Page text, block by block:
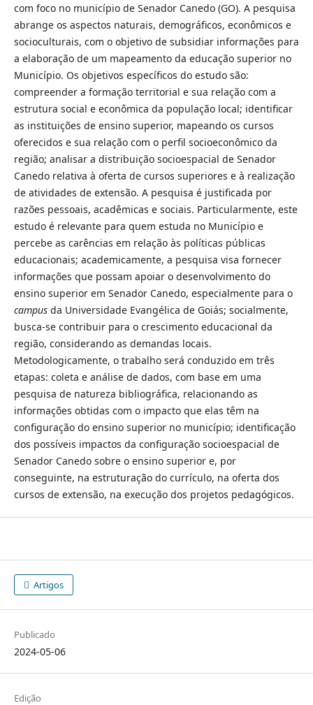
com foco no município de Senador Canedo (GO). A pesquisa
abrange os aspectos naturais, demográficos, econômicos e
socioculturais, com o objetivo de subsidiar informações para
a elaboração de um mapeamento da educação superior no
Município. Os objetivos específicos do estudo são:
compreender a formação territorial e sua relação com a
estrutura social e econômica da população local; identificar
as instituições de ensino superior, mapeando os cursos
oferecidos e sua relação com o perfil socioeconômico da
região; analisar a distribuição socioespacial de Senador
Canedo relativa à oferta de cursos superiores e à realização
de atividades de extensão. A pesquisa é justificada por
razões pessoais, acadêmicas e sociais. Particularmente, este
estudo é relevante para quem estuda no Município e
percebe as carências em relação às políticas públicas
educacionais; academicamente, a pesquisa visa fornecer
informações que possam apoiar o desenvolvimento do
ensino superior em Senador Canedo, especialmente para o
campusda Universidade Evangélica de Goiás; socialmente,
busca-se contribuir para o crescimento educacional da
região, considerando as demandas locais.
Metodologicamente, o trabalho será conduzido em três
etapas: coleta e análise de dados, com base em uma
pesquisa de natureza bibliográfica, relacionando as
informações obtidas com o impacto que elas têm na
configuração do ensino superior no município; identificação
dos possíveis impactos da configuração socioespacial de
Senador Canedo sobre o ensino superior e, por
conseguinte, na estruturação do currículo, na oferta dos
cursos de extensão, na execução dos projetos pedagógicos.
Artigos
Publicado
2024-05-06
Edição